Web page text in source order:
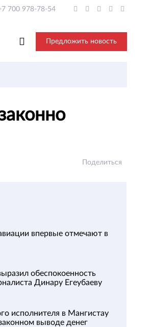
700 978-78-54
Предложить новость
Поделиться
впервые отмечают в
обеспокоенность
Динару Егеубаеву
исполнителя в Мангистау
выводе денег